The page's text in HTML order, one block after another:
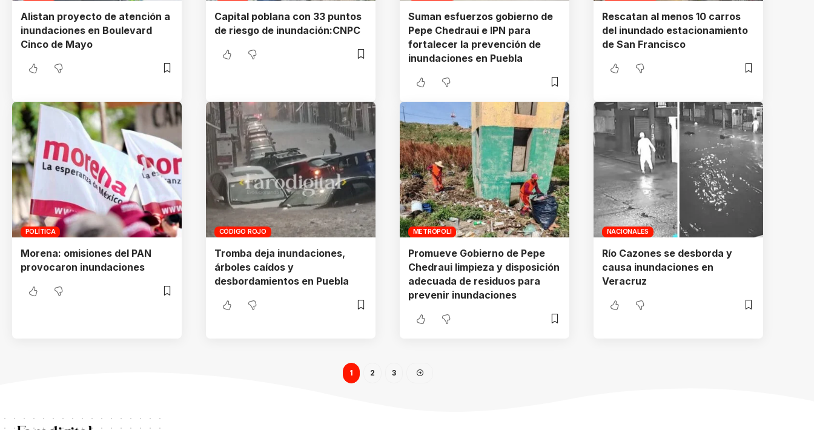
Alistan proyecto de atención a
inundaciones en Boulevard
Cinco de Mayo
Capital poblana con 33 puntos
de riesgo de inundación:CNPC
Suman esfuerzos gobierno de
Pepe Chedraui e IPN para
fortalecer la prevención de
inundaciones en Puebla
Rescatan al menos 10 carros
del inundado estacionamiento
de San Francisco
POLÍTICA
Morena: omisiones del PAN
provocaron inundaciones
CÓDIGO ROJO
Tromba deja inundaciones,
árboles caídos y
desbordamientos en Puebla
METRÓPOLI
Promueve Gobierno de Pepe
Chedraui limpieza y disposición
adecuada de residuos para
prevenir inundaciones
NACIONALES
Río Cazones se desborda y
causa inundaciones en
Veracruz
1 2 3